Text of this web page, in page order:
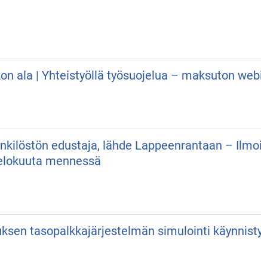
ala | Yhteistyöllä työsuojelua – maksuton
edustaja, lähde Lappeenrantaan –
mennessä
tasopalkkajärjestelmän simulointi